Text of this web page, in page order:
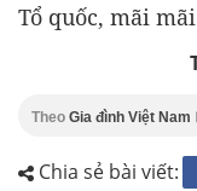
Tổ quốc, mãi
Theo Gia đình Việt Nam
Chia sẻ bài viết: